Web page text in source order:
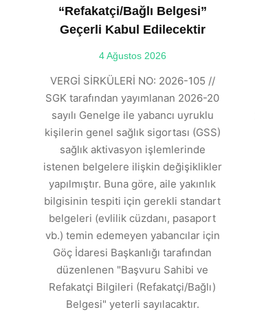
“Refakatçi/Bağlı Belgesi”
Geçerli Kabul Edilecektir
4 Ağustos 2026
VERGİ SİRKÜLERİ NO: 2026-105 //
SGK tarafından yayımlanan 2026-20
sayılı Genelge ile yabancı uyruklu
kişilerin genel sağlık sigortası (GSS)
sağlık aktivasyon işlemlerinde
istenen belgelere ilişkin değişiklikler
yapılmıştır. Buna göre, aile yakınlık
bilgisinin tespiti için gerekli standart
belgeleri (evlilik cüzdanı, pasaport
vb.) temin edemeyen yabancılar için
Göç İdaresi Başkanlığı tarafından
düzenlenen "Başvuru Sahibi ve
Refakatçi Bilgileri (Refakatçi/Bağlı)
Belgesi" yeterli sayılacaktır.